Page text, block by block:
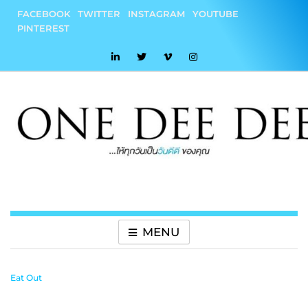
content
FACEBOOK TWITTER INSTAGRAM
YOUTUBE
PINTEREST
MENU
Eat Out